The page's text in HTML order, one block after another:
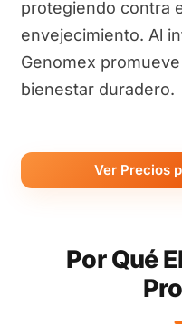
protegiendo contra
envejecimiento. Al
Genomex
bienestar duradero.
Ver Precios
Por Qué